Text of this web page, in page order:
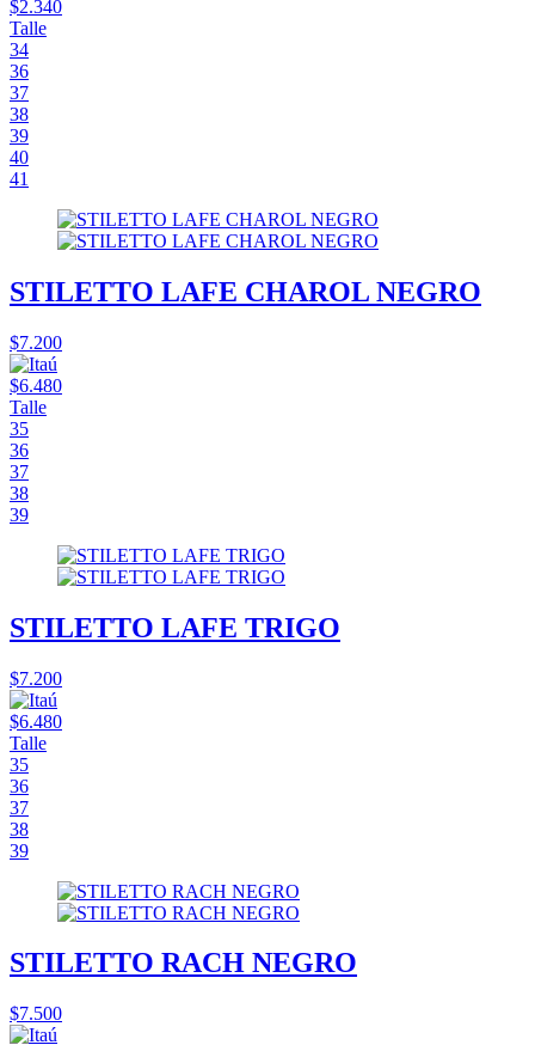
$2.340
Talle
34
36
37
38
39
40
41
STILETTO LAFE CHAROL NEGRO
$7.200
$6.480
Talle
35
36
37
38
39
STILETTO LAFE TRIGO
$7.200
$6.480
Talle
35
36
37
38
39
STILETTO RACH NEGRO
$7.500